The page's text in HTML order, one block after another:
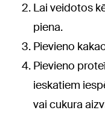
Lai veidotos
piena.
Pievieno
Pievieno
ieskatiem
vai cukura